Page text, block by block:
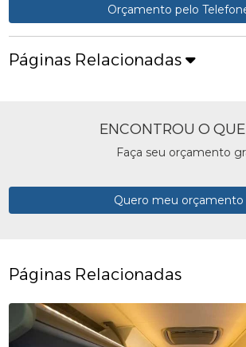
Orçamento pelo
Páginas Relacionadas
ENCONTROU O
Faça seu orçamento
Quero meu orçamento
Páginas Relacionadas